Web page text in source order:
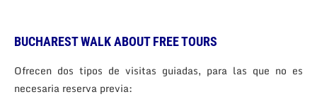
BUCHAREST WALK ABOUT FREE TOURS
Ofrecen dos tipos de visitas guiadas, para las que no es
necesaria reserva previa: